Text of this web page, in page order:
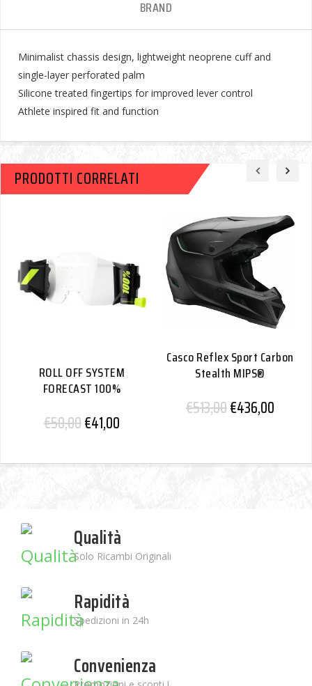
BRAND
Minimalist chassis design, lightweight neoprene cuff and
single-layer perforated palm
Silicone treated fingertips for improved lever control
Athlete inspired fit and function
PRODOTTI CORRELATI
ROLL OFF SYSTEM
FORECAST 100%
€50,00€41,00
Casco Reflex Sport Carbon
Stealth MIPS®
€513,00€436,00
Qualità
Solo Ricambi Originali
Rapidità
Spedizioni in 24h
Convenienza